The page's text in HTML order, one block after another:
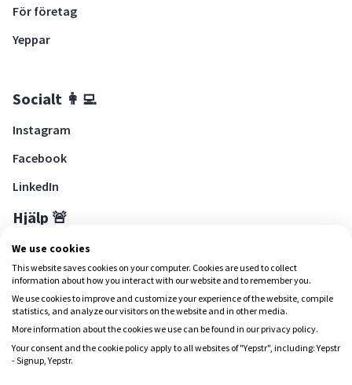
För företag
Yeppar
Socialt 👩‍💻
Instagram
Facebook
LinkedIn
Hjälp 🚨
Hjälpcenter
Ladda ned Yepstr
Ladda ned Yepstr
We use cookies
This website saves cookies on your computer. Cookies are used to collect
information about how you interact with our website and to remember you.
We use cookies to improve and customize your experience of the website, compile
statistics, and analyze our visitors on the website and in other media.
More information about the cookies we use can be found in our privacy policy.
Your consent and the cookie policy apply to all websites of "Yepstr", including: Yepstr
- Signup, Yepstr.